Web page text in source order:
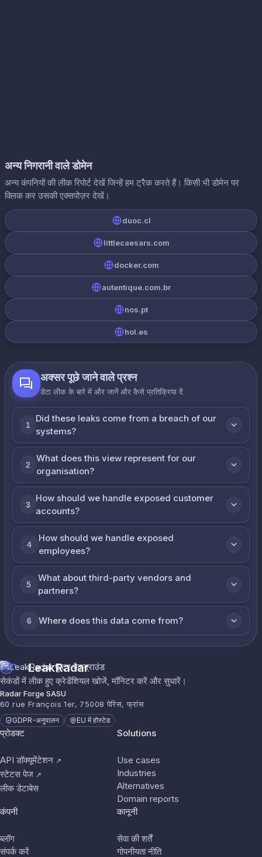
अन्य निगरानी वाले डोमेन
अन्य कंपनियों की लीक रिपोर्ट देखें जिन्हें हम ट्रैक करते हैं। किसी भी डोमेन पर
क्लिक कर उसकी एक्सपोज़र देखें।
duoc.cl
littlecaesars.com
docker.com
autentique.com.br
nos.pt
hol.es
अक्सर पूछे जाने वाले प्रश्न
डेटा लीक के बारे में और जानें और कैसे प्रतिक्रिया दें
1
Did these leaks come from a breach of our
systems?
2
What does this view represent for our
organisation?
3
How should we handle exposed customer
accounts?
4
How should we handle exposed
employees?
5
What about third-party vendors and
partners?
6 Where does this data come from?
LeakRadar
सेकंडों में लीक हुए क्रेडेंशियल खोजें, मॉनिटर करें और सुधारें।
Radar Forge SASU
60 rue François 1er, 75008 पेरिस, फ्रांस
GDPR-अनुपालन EU में होस्टेड
प्रोडक्ट
API डॉक्यूमेंटेशन ↗
स्टेटस पेज ↗
लीक डेटाबेस
Solutions
Use cases
Industries
Alternatives
Domain reports
कंपनी
ब्लॉग
संपर्क करें
कानूनी
सेवा की शर्तें
गोपनीयता नीति